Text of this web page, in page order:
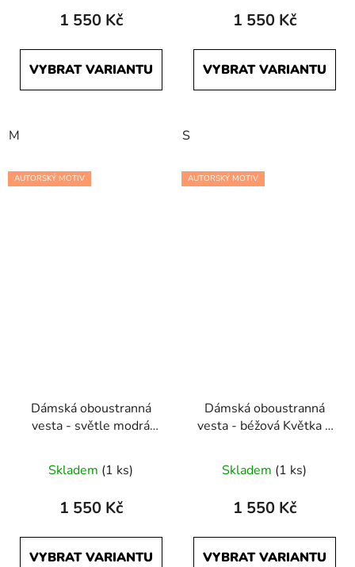
produktu
5,0
z
1 550 Kč
VYBRAT VARIANTU
M
1 550 Kč
VYBRAT VARIANTU
S
AUTORSKÝ MOTIV
Dámská oboustranná
vesta - světle modrá
Skladem (1 ks)
1 550 Kč
VYBRAT VARIANTU
AUTORSKÝ MOTIV
Dámská oboustranná
vesta - béžová Květka a
Skladem (1 ks)
1 550 Kč
VYBRAT VARIANTU